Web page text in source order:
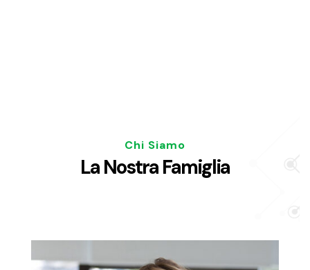
Chi Siamo
La Nostra Famiglia